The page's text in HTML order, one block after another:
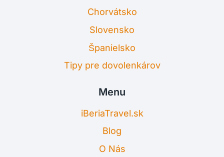
Chorvátsko
Slovensko
Španielsko
Tipy pre dovolenkárov
Menu
iBeriaTravel.sk
Blog
O Nás